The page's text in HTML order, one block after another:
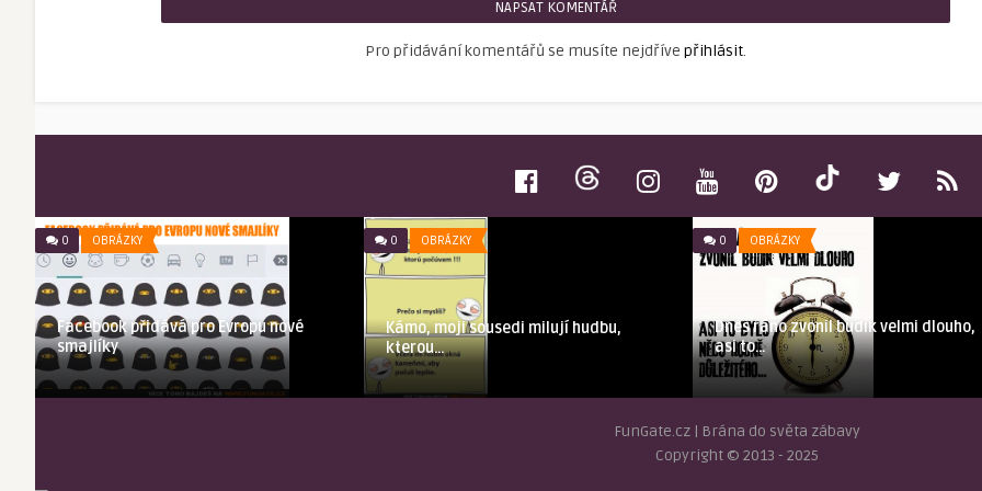
NAPSAT KOMENTÁŘ
Pro přidávání komentářů se musíte nejdříve přihlásit.
0 OBRÁZKY
Facebook přidává pro Evropu nové
smajlíky
0 OBRÁZKY
Kámo, moji sousedi milují hudbu,
kterou…
0 OBRÁZKY
Dnes ráno zvonil budík velmi dlouho,
asi to…
FunGate.cz | Brána do světa zábavy
Copyright © 2013 - 2025